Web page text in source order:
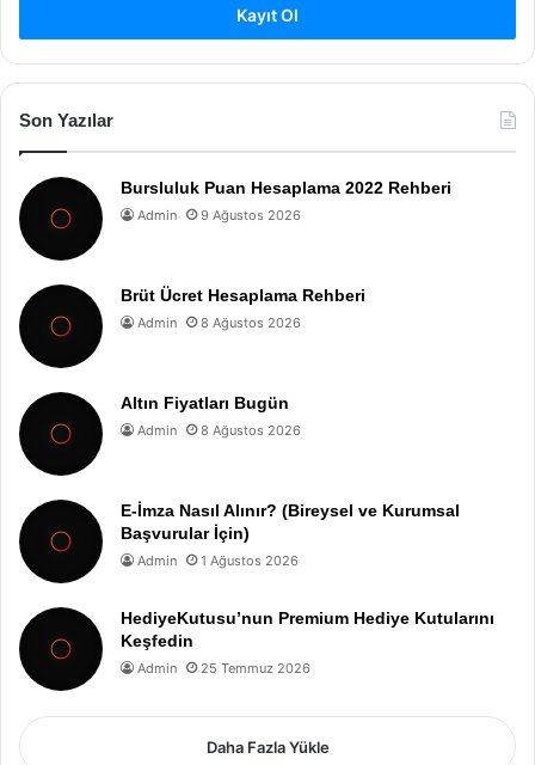
Kayıt Ol
Son Yazılar
Bursluluk Puan Hesaplama 2022 Rehberi
Admin 9 Ağustos 2026
Brüt Ücret Hesaplama Rehberi
Admin 8 Ağustos 2026
Altın Fiyatları Bugün
Admin 8 Ağustos 2026
E-İmza Nasıl Alınır? (Bireysel ve Kurumsal
Başvurular İçin)
Admin 1 Ağustos 2026
HediyeKutusu’nun Premium Hediye Kutularını
Keşfedin
Admin 25 Temmuz 2026
Daha Fazla Yükle